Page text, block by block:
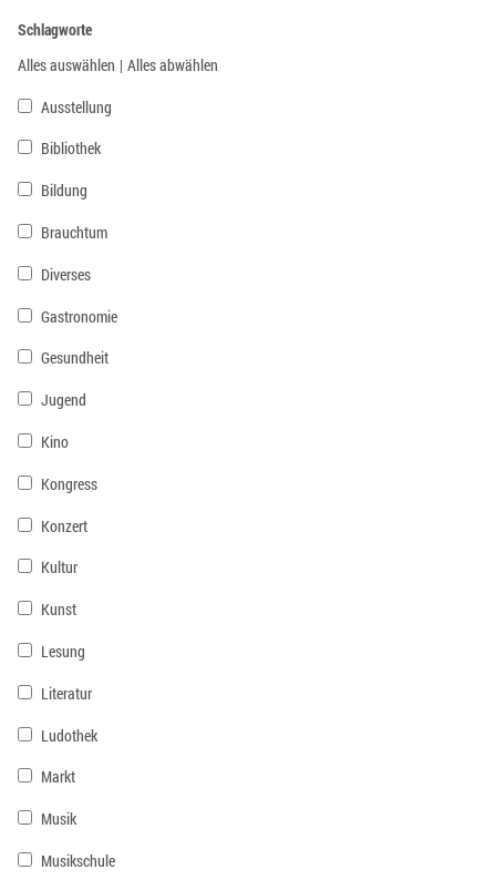
Schlagworte
Alles auswählen | Alles abwählen
Ausstellung
Bibliothek
Bildung
Brauchtum
Diverses
Gastronomie
Gesundheit
Jugend
Kino
Kongress
Konzert
Kultur
Kunst
Lesung
Literatur
Ludothek
Markt
Musik
Musikschule